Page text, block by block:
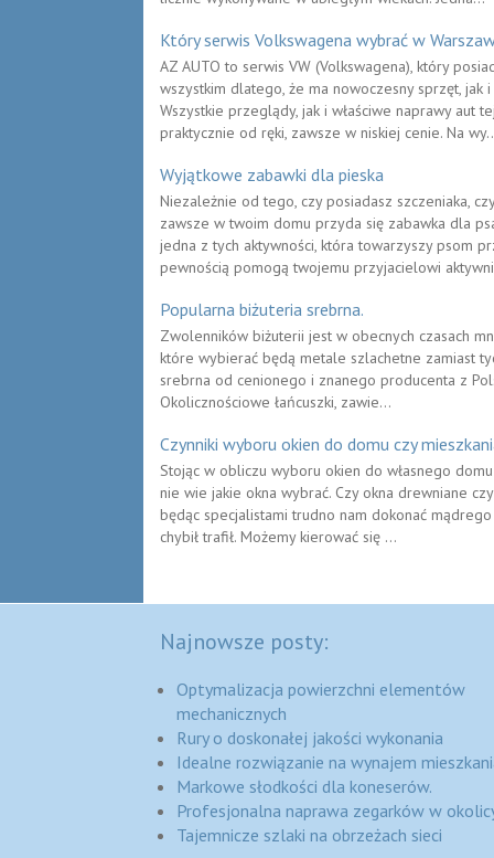
Który serwis Volkswagena wybrać w
AZ AUTO to serwis VW (Volkswagena), który
wszystkim dlatego, że ma nowoczesny sprzęt, jak
Wszystkie przeglądy, jak i właściwe naprawy aut
praktycznie od ręki, zawsze w niskiej cenie. Na
Wyjątkowe zabawki dla pieska
Niezależnie od tego, czy posiadasz szczeniaka,
zawsze w twoim domu przyda się zabawka dla
jedna z tych aktywności, która towarzyszy psom
pewnością pomogą twojemu przyjacielowi
Popularna biżuteria srebrna.
Zwolenników biżuterii jest w obecnych czasach
które wybierać będą metale szlachetne zamiast
srebrna od cenionego i znanego producenta z
Okolicznościowe łańcuszki, zawie...
Czynniki wyboru okien do domu czy
Stojąc w obliczu wyboru okien do własnego
nie wie jakie okna wybrać. Czy okna drewniane
będąc specjalistami trudno nam dokonać
chybił trafił. Możemy kierować się ...
Najnowsze posty:
Optymalizacja powierzchni elementów
mechanicznych
Rury o doskonałej jakości wykonania
Idealne rozwiązanie na wynajem
Markowe słodkości dla koneserów.
Profesjonalna naprawa zegarków w
Tajemnicze szlaki na obrzeżach sieci